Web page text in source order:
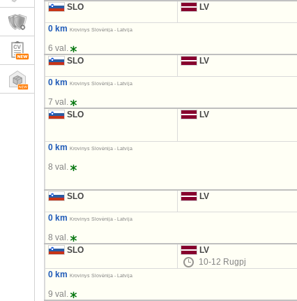
SLO
LV
0 km Krovinys Slovėnija - Latvija
6 val.
SLO
LV
0 km Krovinys Slovėnija - Latvija
7 val.
SLO
LV
0 km Krovinys Slovėnija - Latvija
8 val.
SLO LV
0 km Krovinys Slovėnija - Latvija
8 val.
SLO
LV
10-12 Rugpj
0 km Krovinys Slovėnija - Latvija
9 val.